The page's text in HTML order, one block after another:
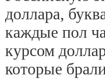
доллара,
каждые пол
курсом
которые